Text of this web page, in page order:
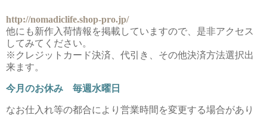
http://nomadiclife.shop-pro.jp/
他にも新作入荷情報を掲載していますので、是非アクセス
してみてください。
※クレジットカード決済、代引き、その他決済方法選択出
来ます。
今月のお休み 毎週水曜日
なお仕入れ等の都合により営業時間を変更する場合があり